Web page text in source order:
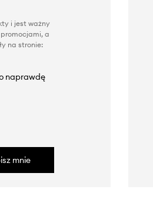
i jest ważny
a
na stronie:
naprawdę
mnie